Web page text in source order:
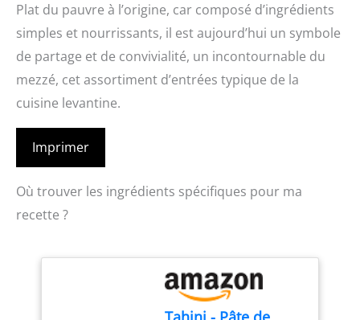
Plat du pauvre à l’origine, car composé d’ingrédients
simples et nourrissants, il est aujourd’hui un symbole
de partage et de convivialité, un incontournable du
mezzé, cet assortiment d’entrées typique de la
cuisine levantine.
Imprimer
Où trouver les ingrédients spécifiques pour ma
recette ?